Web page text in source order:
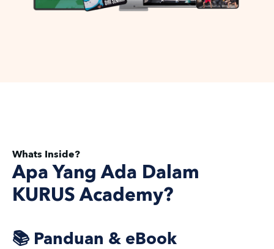
Whats Inside?
Apa Yang Ada Dalam
KURUS Academy?
📚 Panduan & eBook